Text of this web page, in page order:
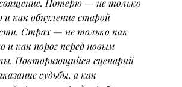
Потерю — не только
и как обнуление старой
Страх — не только как
и как порог перед новым
Повторяющийся сценарий
судьбы, а как